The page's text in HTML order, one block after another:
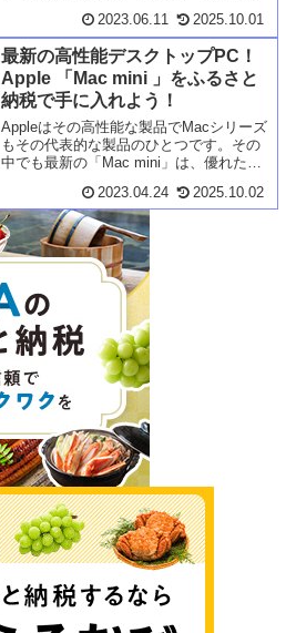
デルをご紹介します。ふるさと納税で
iMacを手に入れて、快適なパソコンライ
フを始めましょう。
2023.06.11 2025.10.01
最新の高性能デスクトップPC！
Apple 「Mac mini 」をふるさと
納税で手に入れよう！
Appleはその高性能な製品でMacシリーズ
もその代表的な製品のひとつです。その
中でも最新の「Mac mini」は、優れた性
デスクトップPCとして非常に注目されて
います。ふるさと納税を利用すること
で、「M...
2023.04.24 2025.10.02